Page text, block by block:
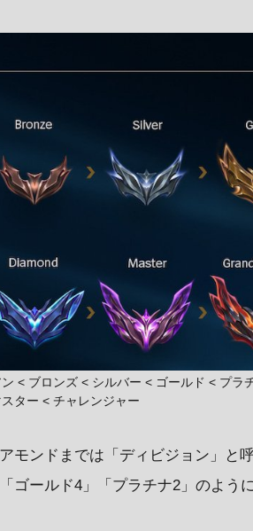
< ブロンズ < シルバー < ゴールド < プラ
ター < チャレンジャー
モンドまでは「ディビジョン」と
ゴールド4」「プラチナ2」のよう